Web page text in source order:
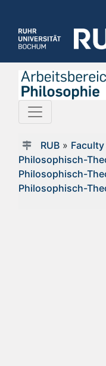
RUB»
Philosophisch-
Philosophisch-
Philosophisch-